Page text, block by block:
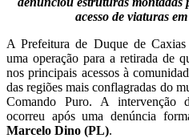
acesso de viaturas
A Prefeitura de Duque de
uma operação para a retirada de
nos principais acessos à
das regiões mais conflagradas do
Comando Puro. A intervenção
ocorreu após uma denúncia
Marcelo Dino (PL).